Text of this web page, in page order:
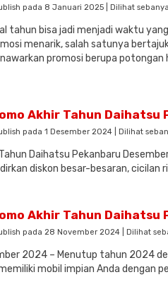
pada 8 Januari 2025 | Dilihat
tahun bisa jadi menjadi waktu
menarik, salah satunya
promosi berupa potongan
Akhir Tahun Daihatsu
pada 1 Desember 2024 | Dilihat
Daihatsu Pekanbaru
diskon besar-besaran,
Akhir Tahun Daihatsu
pada 28 November 2024 | Dilihat
2024 – Menutup tahun 2024
mobil impian Anda dengan